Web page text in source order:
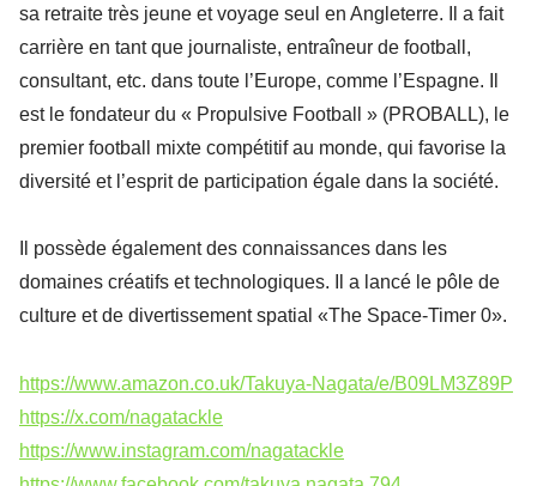
sa retraite très jeune et voyage seul en Angleterre. Il a fait
carrière en tant que journaliste, entraîneur de football,
consultant, etc. dans toute l’Europe, comme l’Espagne. Il
est le fondateur du « Propulsive Football » (PROBALL), le
premier football mixte compétitif au monde, qui favorise la
diversité et l’esprit de participation égale dans la société.
Il possède également des connaissances dans les
domaines créatifs et technologiques. Il a lancé le pôle de
culture et de divertissement spatial «The Space-Timer 0».
https://www.amazon.co.uk/Takuya-Nagata/e/B09LM3Z89P
https://x.com/nagatackle
https://www.instagram.com/nagatackle